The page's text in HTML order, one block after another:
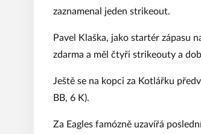
zaznamenal jeden strikeout.
Pavel Klaška, jako startér zápasu
zdarma a měl čtyři strikeouty a
Ještě se na kopci za Kotlářku
BB, 6 K).
Za Eagles famózně uzavířá